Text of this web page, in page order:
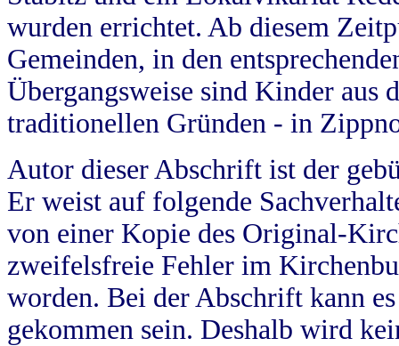
wurden errichtet. Ab diesem
Gemeinden, in den
Übergangsweise sind Kinder aus
traditionellen Gründen - in
Autor dieser Abschrift ist der
Er weist auf folgende
von einer Kopie des Original-
zweifelsfreie Fehler im
worden. Bei der Abschrift kann
gekommen sein. Deshalb wird